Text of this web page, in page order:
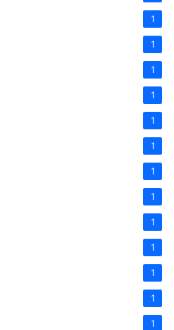
1
1
1
1
1
1
1
1
1
1
1
1
1